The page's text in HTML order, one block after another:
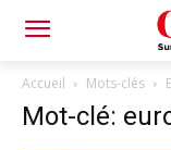
Accueil Mots-clés
Mot-clé: